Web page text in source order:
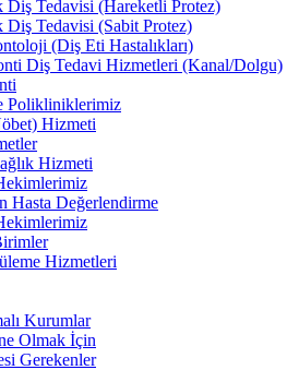
Diş Tedavisi (Hareketli Protez)
Diş Tedavisi (Sabit Protez)
(Diş Eti Hastalıkları)
Diş Tedavi Hizmetleri (Kanal/Dolgu)
Polikliniklerimiz
Hizmeti
Hizmeti
Hasta Değerlendirme
Hizmetleri
Kurumlar
Olmak İçin
Gerekenler